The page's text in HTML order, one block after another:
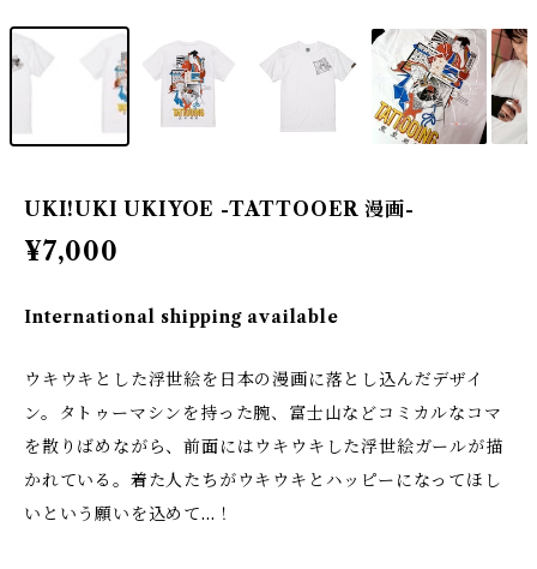
UKI!UKI UKIYOE -TATTOOER 漫画-
¥7,000
International shipping available
ウキウキとした浮世絵を日本の漫画に落とし込んだデザイ
ン。タトゥーマシンを持った腕、富士山などコミカルなコマ
を散りばめながら、前面にはウキウキした浮世絵ガールが描
かれている。着た人たちがウキウキとハッピーになってほし
いという願いを込めて…！